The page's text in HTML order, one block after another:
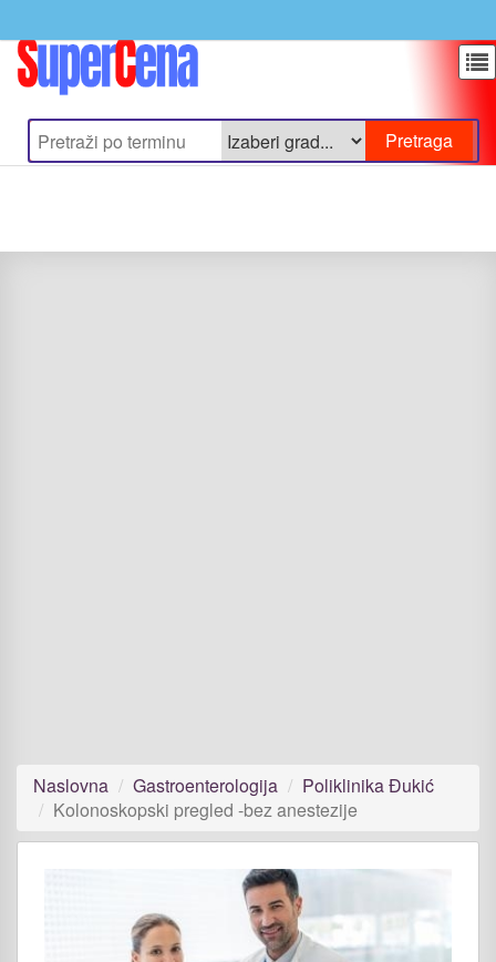
Naslovna Gastroenterologija
Poliklinika Đukić
Kolonoskopski pregled -bez anestezije